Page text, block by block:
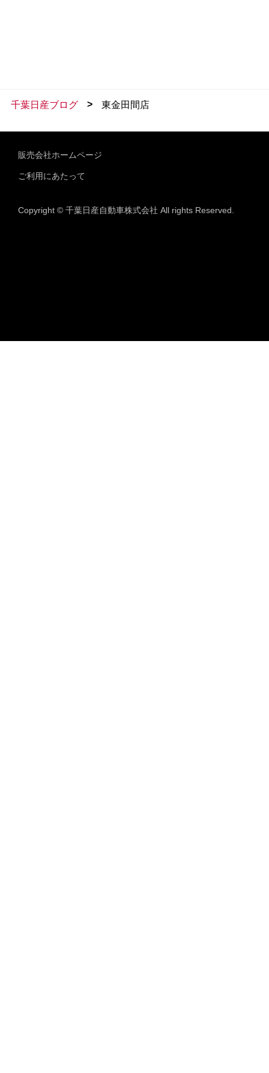
千葉日産ブログ > 東金田間店
販売会社ホームページ
ご利用にあたって
Copyright © 千葉日産自動車株式会社 All rights Reserved.